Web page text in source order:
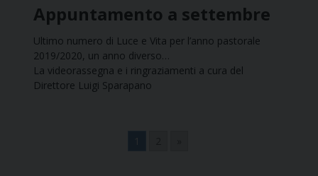
Appuntamento a settembre
Ultimo numero di Luce e Vita per l’anno pastorale
2019/2020, un anno diverso…
La videorassegna e i ringraziamenti a cura del
Direttore Luigi Sparapano
1